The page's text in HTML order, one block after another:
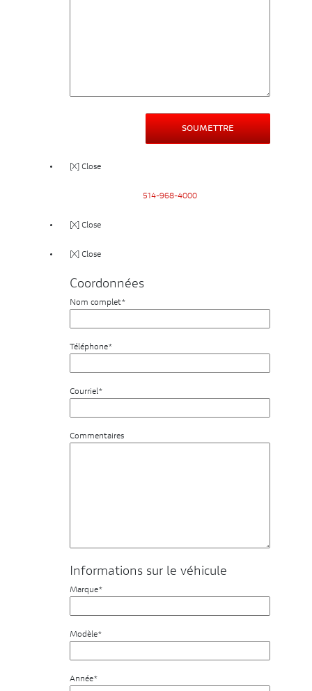
[X] Close
514-968-4000
[X] Close
[X] Close
Coordonnées
Nom complet*
Téléphone*
Courriel*
Commentaires
Informations sur le véhicule
Marque*
Modèle*
Année*